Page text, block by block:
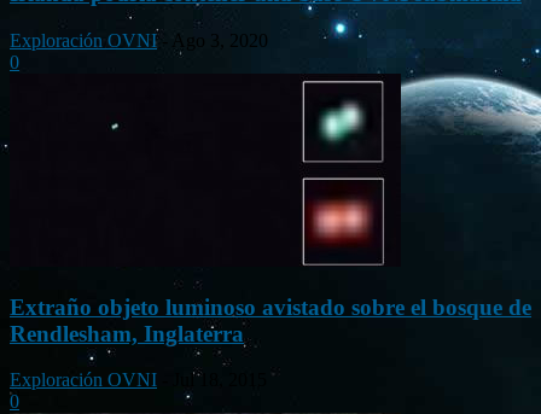
Exploración OVNI -
Ago 3, 2020
0
Extraño objeto luminoso avistado sobre el bosque de
Rendlesham, Inglaterra
Exploración OVNI
Jul 18, 2015
0